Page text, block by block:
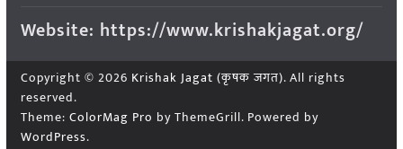
Website: https://www.krishakjagat.org/
Copyright © 2026 Krishak Jagat (कृषक जगत). All rights
reserved.
Theme: ColorMag Pro by ThemeGrill. Powered by
WordPress.